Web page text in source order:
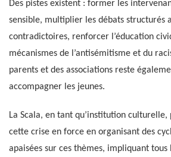
Des pistes existent : former les
sensible, multiplier les débats structurés
contradictoires, renforcer l’éducation
mécanismes de l’antisémitisme et du
parents et des associations reste
accompagner les jeunes.
La Scala, en tant qu’institution
cette crise en force en organisant des
apaisées sur ces thèmes, impliquant tous